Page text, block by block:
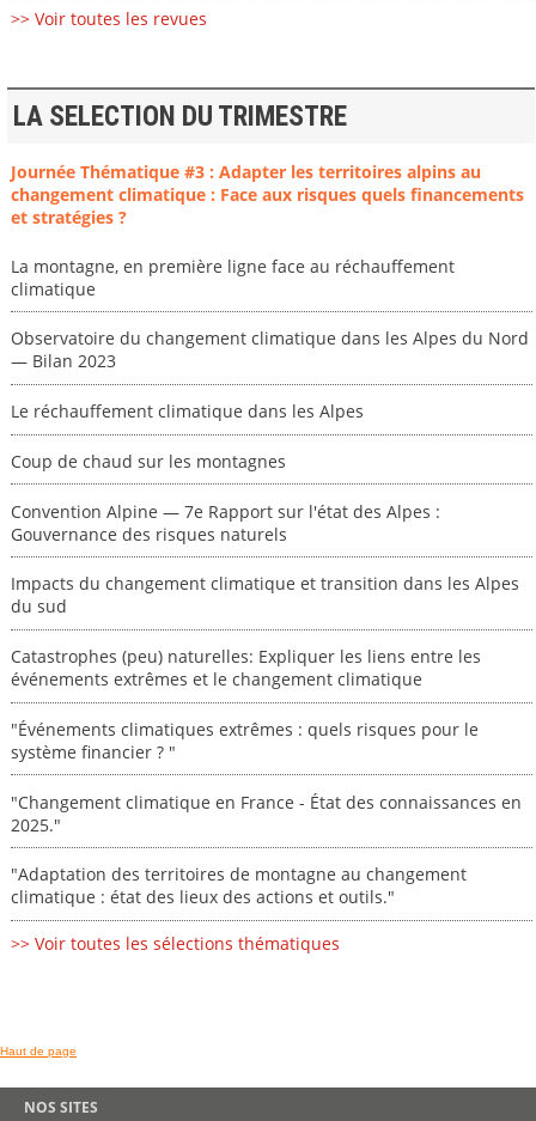
>> Voir toutes les revues
LA SELECTION DU TRIMESTRE
Journée Thématique #3 : Adapter les territoires alpins au
changement climatique : Face aux risques quels financements
et stratégies ?
La montagne, en première ligne face au réchauffement
climatique
Observatoire du changement climatique dans les Alpes du Nord
— Bilan 2023
Le réchauffement climatique dans les Alpes
Coup de chaud sur les montagnes
Convention Alpine — 7e Rapport sur l'état des Alpes :
Gouvernance des risques naturels
Impacts du changement climatique et transition dans les Alpes
du sud
Catastrophes (peu) naturelles: Expliquer les liens entre les
événements extrêmes et le changement climatique
"Événements climatiques extrêmes : quels risques pour le
système financier ? "
"Changement climatique en France - État des connaissances en
2025."
"Adaptation des territoires de montagne au changement
climatique : état des lieux des actions et outils."
>> Voir toutes les sélections thématiques
Haut de page
NOS SITES